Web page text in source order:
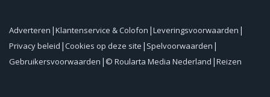
Adverteren Klantenservice & Colofon Leveringsvoorwaarden
Privacy beleid Cookies op deze site Spelvoorwaarden
Gebruikersvoorwaarden © Roularta Media Nederland Reizen